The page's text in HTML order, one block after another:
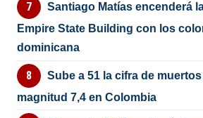
Santiago Matías encenderá
Empire State Building con los
dominicana
Sube a 51 la cifra de
magnitud 7,4 en Colombia